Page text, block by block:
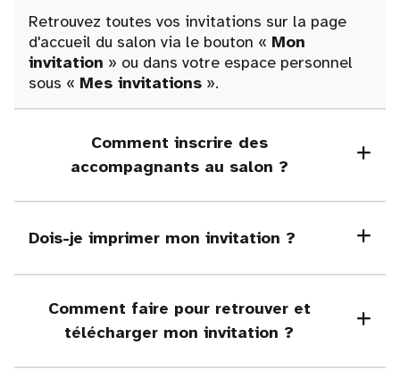
Retrouvez toutes vos invitations sur la page
d'accueil du salon via le bouton « Mon
invitation » ou dans votre espace personnel
sous « Mes invitations ».
Comment inscrire des
accompagnants au salon ?
Dois-je imprimer mon invitation ?
Comment faire pour retrouver et
télécharger mon invitation ?